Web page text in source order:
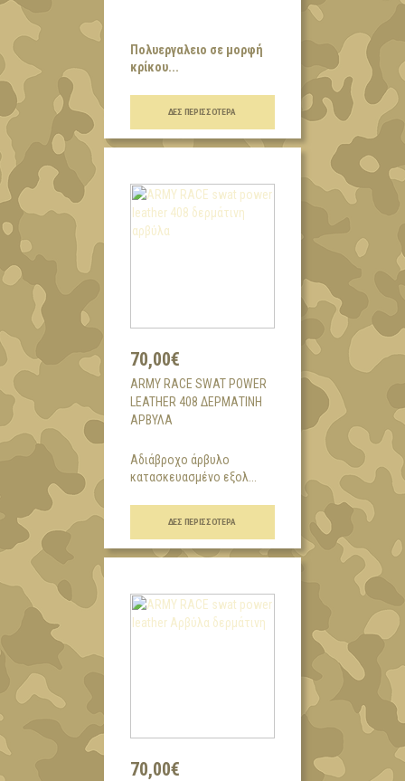
Πολυεργαλειο σε μορφή
κρίκου...
ΔΕΣ ΠΕΡΙΣΣΌΤΕΡΑ
70,00€
ARMY RACE SWAT POWER
LEATHER 408 ΔΕΡΜΆΤΙΝΗ
ΑΡΒΎΛΑ
Αδιάβροχο άρβυλο
κατασκευασμένο εξολ...
ΔΕΣ ΠΕΡΙΣΣΌΤΕΡΑ
70,00€